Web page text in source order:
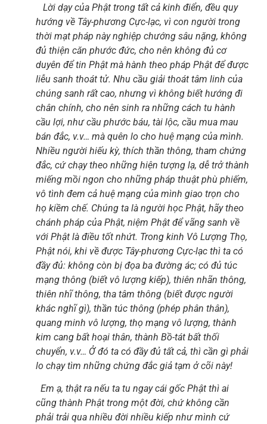
Lời dạy của Phật trong tất cả kinh điển, đều quy
hướng về Tây-phương Cực-lạc, vì con người trong
thời mạt pháp này nghiệp chướng sâu nặng, không
đủ thiện căn phước đức, cho nên không đủ cơ
duyên để tin Phật mà hành theo pháp Phật để được
liễu sanh thoát tử. Nhu cầu giải thoát tâm linh của
chúng sanh rất cao, nhưng vì không biết hướng đi
chân chính, cho nên sinh ra những cách tu hành
cầu lợi, như cầu phước báu, tài lộc, cầu mua mau
bán đắc, v.v… mà quên lo cho huệ mạng của mình.
Nhiều người hiếu kỳ, thích thần thông, tham chứng
đắc, cứ chạy theo những hiện tượng lạ, dễ trở thành
miếng mồi ngon cho những pháp thuật phù phiếm,
vô tình đem cả huệ mạng của mình giao trọn cho
họ kiềm chế. Chúng ta là người học Phật, hãy theo
chánh pháp của Phật, niệm Phật để vãng sanh về
với Phật là điều tốt nhứt. Trong kinh Vô Lượng Thọ,
Phật nói, khi về được Tây-phương Cực-lạc thì ta có
đầy đủ: không còn bị đọa ba đường ác; có đủ túc
mạng thông (biết vô lượng kiếp), thiên nhãn thông,
thiên nhĩ thông, tha tâm thông (biết được người
khác nghĩ gì), thần túc thông (phép phân thân),
quang minh vô lượng, thọ mạng vô lượng, thành
kim cang bất hoại thân, thành Bồ-tát bất thối
chuyển, v.v… Ở đó ta có đầy đủ tất cả, thì cần gì phải
lo chạy tìm những chứng đắc giả tạm ở cõi này!
Em ạ, thật ra nếu ta tu ngay cái gốc Phật thì ai
cũng thành Phật trong một đời, chứ không cần
phải trải qua nhiều đời nhiều kiếp như mình cứ